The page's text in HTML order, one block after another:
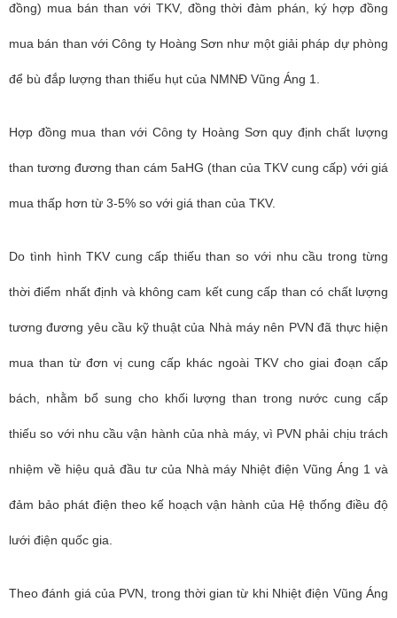
đồng) mua bán than với TKV, đồng thời đàm phán, ký hợp đồng
mua bán than với Công ty Hoàng Sơn như một giải pháp dự phòng
để bù đắp lượng than thiếu hụt của NMNĐ Vũng Áng 1.
Hợp đồng mua than với Công ty Hoàng Sơn quy định chất lượng
than tương đương than cám 5aHG (than của TKV cung cấp) với giá
mua thấp hơn từ 3-5% so với giá than của TKV.
Do tình hình TKV cung cấp thiếu than so với nhu cầu trong từng
thời điểm nhất định và không cam kết cung cấp than có chất lượng
tương đương yêu cầu kỹ thuật của Nhà máy nên PVN đã thực hiện
mua than từ đơn vị cung cấp khác ngoài TKV cho giai đoạn cấp
bách, nhằm bổ sung cho khối lượng than trong nước cung cấp
thiếu so với nhu cầu vận hành của nhà máy, vì PVN phải chịu trách
nhiệm về hiệu quả đầu tư của Nhà máy Nhiệt điện Vũng Áng 1 và
đảm bảo phát điện theo kế hoạch vận hành của Hệ thống điều độ
lưới điện quốc gia.
Theo đánh giá của PVN, trong thời gian từ khi Nhiệt điện Vũng Áng